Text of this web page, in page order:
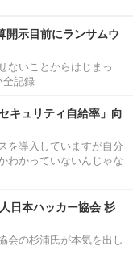
開示目前にランサムウ
ないことからはじまっ
全記録
キュリティ自給率」向
を導入していますが自分
わかっていないんじゃな
日本ハッカー協会 杉
会の杉浦氏が本気を出し